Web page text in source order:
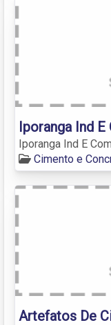
Iporanga Ind
Iporanga Ind E
Cimento e
Artefatos De